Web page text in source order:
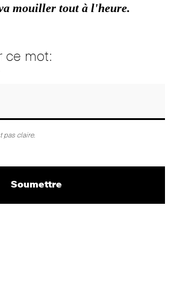
mouiller tout à l'heure.
ce mot:
pas claire.
Soumettre